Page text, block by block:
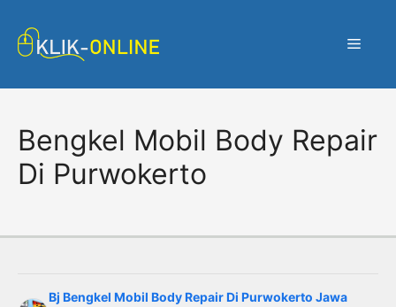
Menu
Bengkel Mobil Body Repair
Di Purwokerto
Bj Bengkel Mobil Body Repair Di Purwokerto Jawa